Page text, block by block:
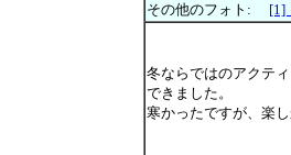
その他のフォト: [1]
冬ならではのアクテ
できました。
寒かったですが、楽し